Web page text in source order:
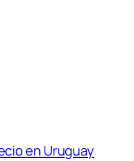
en Uruguay